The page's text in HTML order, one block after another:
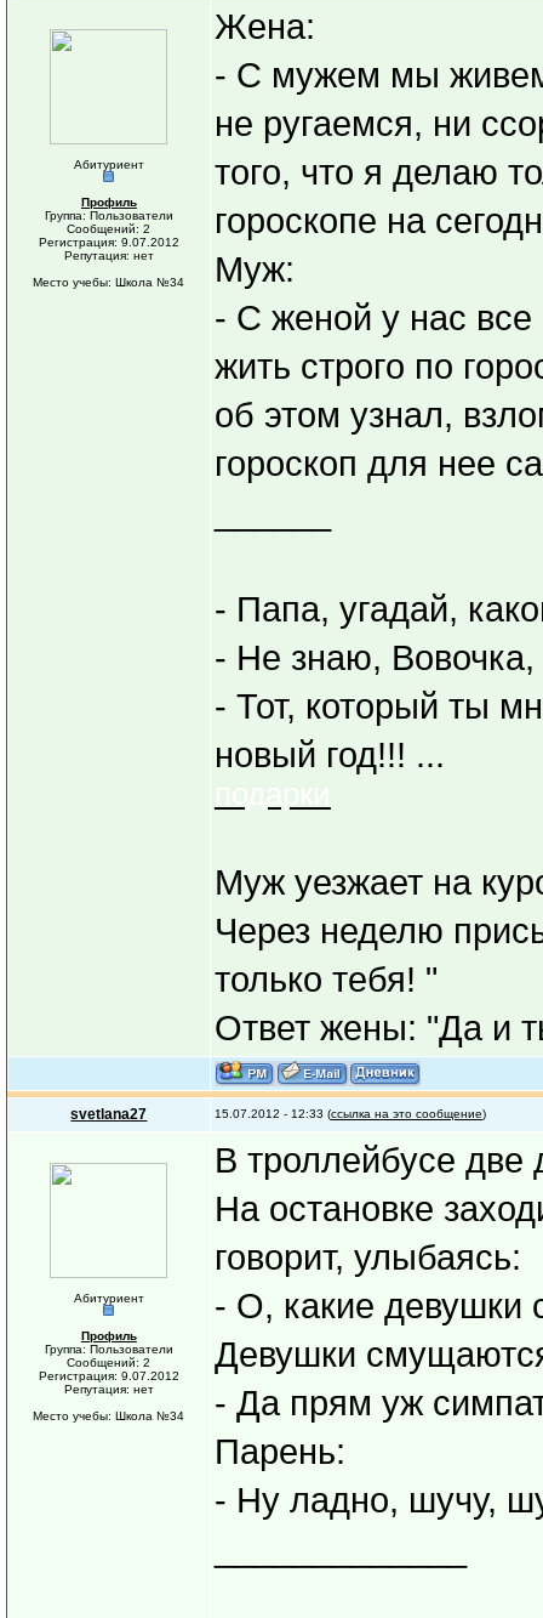
Абитуриент
Профиль
Группа: Пользователи
Сообщений: 2
Регистрация: 9.07.2012
Репутация: нет
Место учебы: Школа №34
Жена:
- С мужем мы
не ругаемся, ни
того, что я делаю
гороскопе на
Муж:
- С женой у нас
жить строго по
об этом узнал,
гороскоп для нее
- Папа, угадай,
- Не знаю, Вовочка,
- Тот, который ты
новый год!!! ...
Муж уезжает на
Через неделю
только тебя! "
Ответ жены: "Да и
svetlana27 15.07.2012 - 12:33 (ссылка на это сообщение)
Абитуриент
Профиль
Группа: Пользователи
Сообщений: 2
Регистрация: 9.07.2012
Репутация: нет
Место учебы: Школа №34
В троллейбусе две
На остановке
говорит, улыбаясь:
- О, какие девушки
Девушки
- Да прям уж
Парень:
- Ну ладно, шучу,